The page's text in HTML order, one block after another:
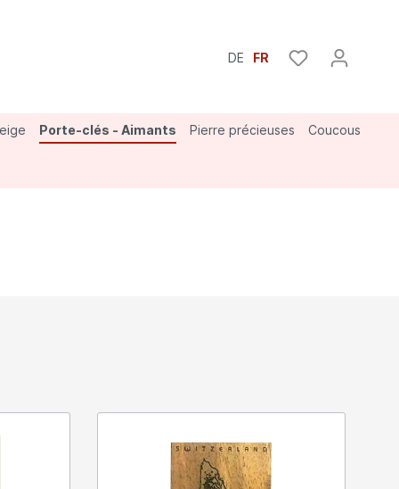
DE FR
Porte-clés - Aimants Pierre précieuses Coucous